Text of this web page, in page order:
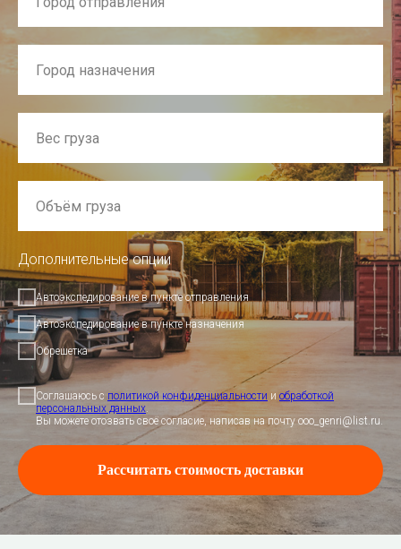
Дополнительные опции
Автоэкспедирование в пункте отправления
Автоэкспедирование в пункте назначения
Обрешетка
Соглашаюсь с политикой конфиденциальности и обработкой
персональных данных.
Вы можете отозвать своё согласие, написав на почту ooo_genri@list.ru.
Рассчитать стоимость доставки